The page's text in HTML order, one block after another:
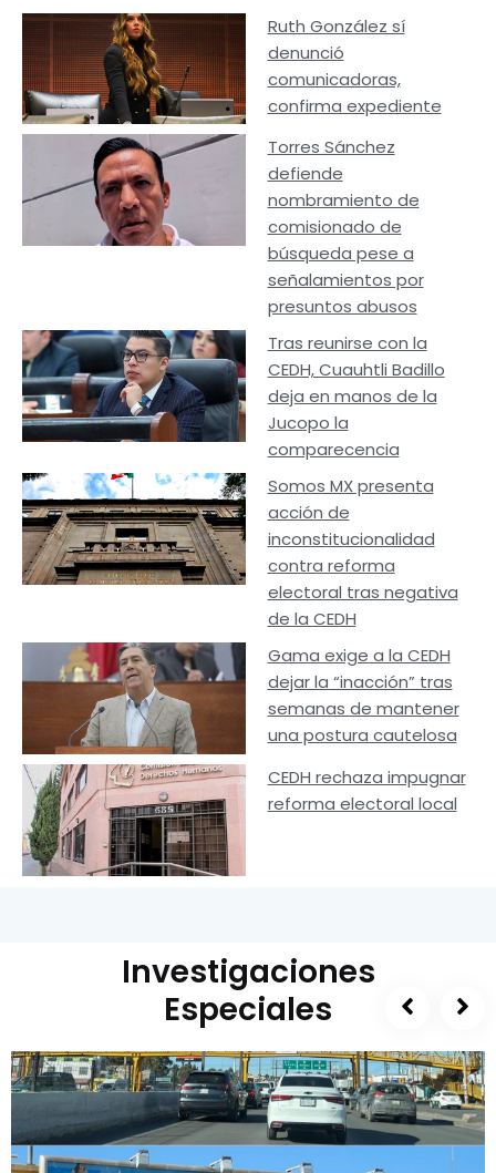
Ruth González sí
denunció
comunicadoras,
confirma expediente
Torres Sánchez
defiende
nombramiento de
comisionado de
búsqueda pese a
señalamientos por
presuntos abusos
Tras reunirse con la
CEDH, Cuauhtli Badillo
deja en manos de la
Jucopo la
comparecencia
Somos MX presenta
acción de
inconstitucionalidad
contra reforma
electoral tras negativa
de la CEDH
Gama exige a la CEDH
dejar la “inacción” tras
semanas de mantener
una postura cautelosa
CEDH rechaza impugnar
reforma electoral local
Investigaciones
Especiales